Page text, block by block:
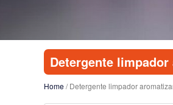
Detergente
Home/ Detergente limpador